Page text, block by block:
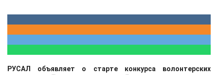
РУСАЛ объявляет о старте конкурса волонтерских